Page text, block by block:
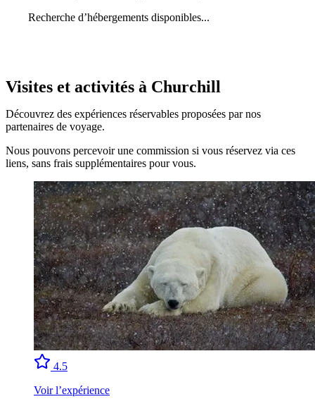
Recherche d’hébergements disponibles...
Visites et activités à Churchill
Découvrez des expériences réservables proposées par nos
partenaires de voyage.
Nous pouvons percevoir une commission si vous réservez via ces
liens, sans frais supplémentaires pour vous.
4.5
Voir l’expérience